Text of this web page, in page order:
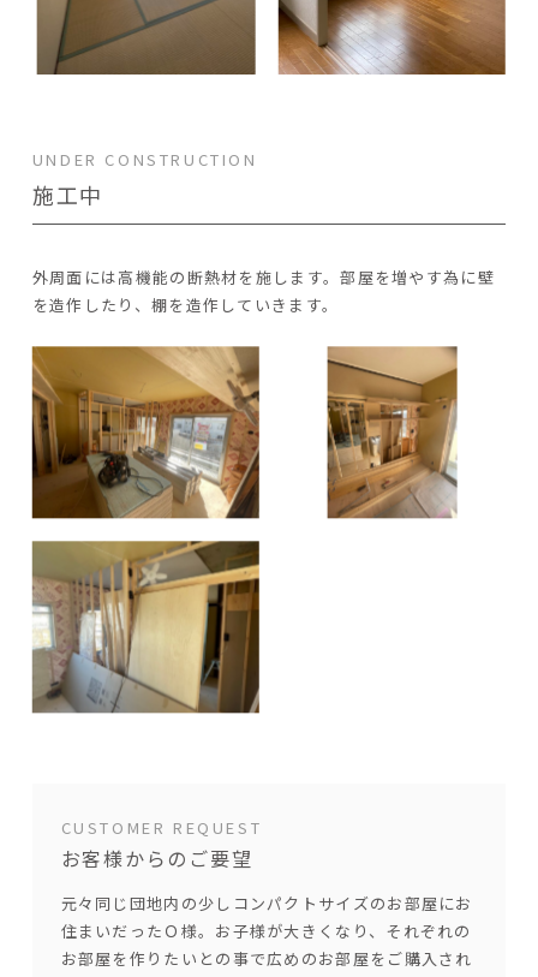
UNDER CONSTRUCTION
施工中
外周面には高機能の断熱材を施します。部屋を増やす為に壁
を造作したり、棚を造作していきます。
CUSTOMER REQUEST
お客様からのご要望
元々同じ団地内の少しコンパクトサイズのお部屋にお
住まいだったＯ様。お子様が大きくなり、それぞれの
お部屋を作りたいとの事で広めのお部屋をご購入され